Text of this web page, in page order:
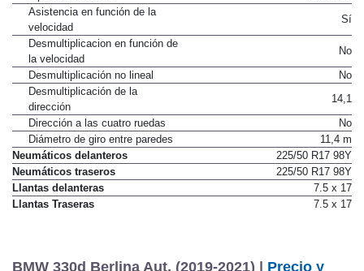
Tipo de asistencia
Asistencia en función de la
velocidad
Sí
Desmultiplicacion en función de
la velocidad
No
Desmultiplicación no lineal
Desmultiplicación de la
dirección
14,1
Dirección a las cuatro ruedas
No
Diámetro de giro entre paredes
11,4 m
Neumáticos delanteros
225/50 R17 98Y
Neumáticos traseros
225/50 R17 98Y
Llantas delanteras
7.5 x 17